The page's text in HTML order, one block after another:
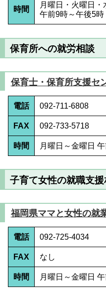
時間
月曜日・火曜日・
午前9時～午後5時
保育所への就労相談
保育士・保育所支援セ
電話 092-711-6808
FAX 092-733-5718
時間 月曜日～金曜日
子育て女性の就職支
福岡県ママと女性の就
電話 092-725-4034
FAX なし
時間 月曜日～金曜日